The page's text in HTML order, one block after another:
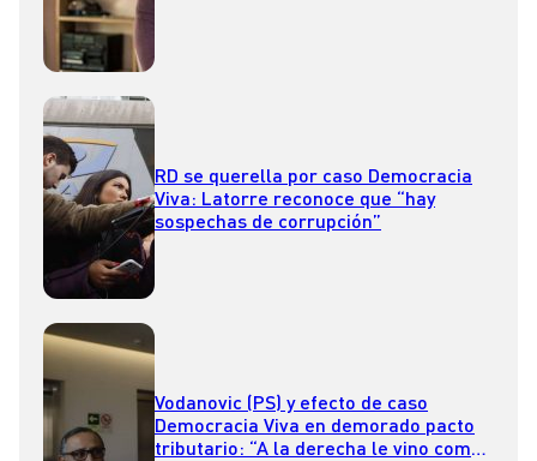
RD se querella por caso Democracia
Viva: Latorre reconoce que “hay
sospechas de corrupción”
Vodanovic (PS) y efecto de caso
Democracia Viva en demorado pacto
tributario: “A la derecha le vino como